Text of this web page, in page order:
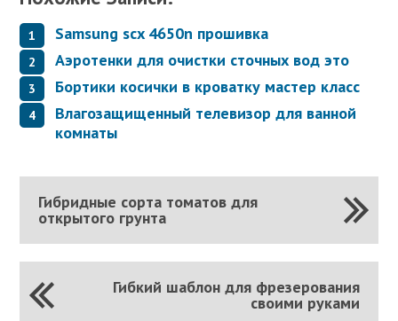
Samsung scx 4650n прошивка
Аэротенки для очистки сточных вод это
Бортики косички в кроватку мастер класс
Влагозащищенный телевизор для ванной
комнаты
Гибридные сорта томатов для
открытого грунта
Гибкий шаблон для фрезерования
своими руками